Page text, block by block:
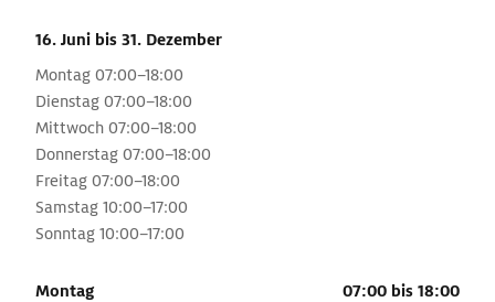
16. Juni bis 31. Dezember
Montag 07:00–18:00
Dienstag 07:00–18:00
Mittwoch 07:00–18:00
Donnerstag 07:00–18:00
Freitag 07:00–18:00
Samstag 10:00–17:00
Sonntag 10:00–17:00
Montag 07:00 bis 18:00